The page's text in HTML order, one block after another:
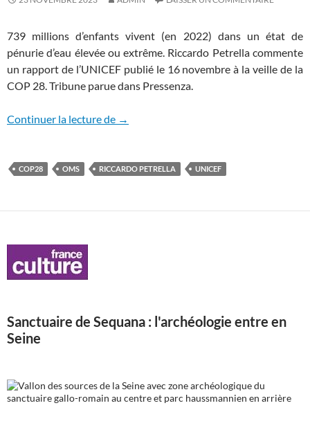
739 millions d’enfants vivent (en 2022) dans un état de
pénurie d’eau élevée ou extrême. Riccardo Petrella commente
un rapport de l’UNICEF publié le 16 novembre à la veille de la
COP 28. Tribune parue dans Pressenza.
Continuer la lecture de De la valeur de la vie des enfants
→
COP28 OMS RICCARDO PETRELLA UNICEF
Sanctuaire de Sequana : l'archéologie entre en
Seine